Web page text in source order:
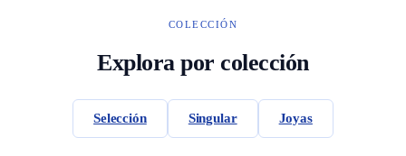
COLECCIÓN
Explora por colección
Selección Singular Joyas